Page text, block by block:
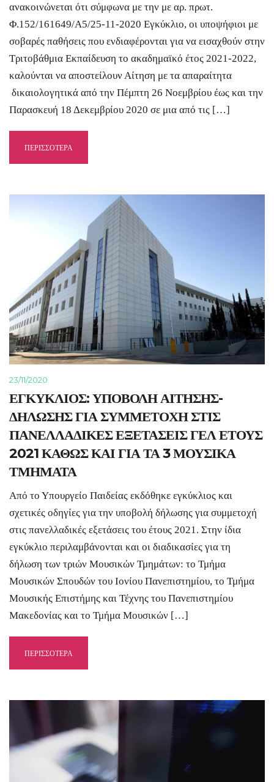
ανακοινώνεται ότι σύμφωνα με την με αρ. πρωτ.
Φ.152/161649/Α5/25-11-2020 Εγκύκλιο, οι υποψήφιοι με
σοβαρές παθήσεις που ενδιαφέρονται για να εισαχθούν στην
Τριτοβάθμια Εκπαίδευση το ακαδημαϊκό έτος 2021-2022,
καλούνται να αποστείλουν Αίτηση με τα απαραίτητα
δικαιολογητικά από την Πέμπτη 26 Νοεμβρίου έως και την
Παρασκευή 18 Δεκεμβρίου 2020 σε μια από τις […]
ΠΕΡΙΣΣΟΤΕΡΑ
23/11/2020
ΕΓΚΥΚΛΙΟΣ: ΥΠΟΒΟΛΗ ΑΙΤΗΣΗΣ-
ΔΗΛΩΣΗΣ ΓΙΑ ΣΥΜΜΕΤΟΧΗ ΣΤΙΣ
ΠΑΝΕΛΛΑΔΙΚΕΣ ΕΞΕΤΑΣΕΙΣ ΓΕΛ ΕΤΟΥΣ
2021 ΚΑΘΩΣ ΚΑΙ ΓΙΑ ΤΑ 3 ΜΟΥΣΙΚΑ
ΤΜΗΜΑΤΑ
Από το Υπουργείο Παιδείας εκδόθηκε εγκύκλιος και
σχετικές οδηγίες για την υποβολή δήλωσης για συμμετοχή
στις πανελλαδικές εξετάσεις του έτους 2021. Στην ίδια
εγκύκλιο περιλαμβάνονται και οι διαδικασίες για τη
δήλωση των τριών Μουσικών Τμημάτων: το Τμήμα
Μουσικών Σπουδών του Ιονίου Πανεπιστημίου, το Τμήμα
Μουσικής Επιστήμης και Τέχνης του Πανεπιστημίου
Μακεδονίας και το Τμήμα Μουσικών […]
ΠΕΡΙΣΣΟΤΕΡΑ